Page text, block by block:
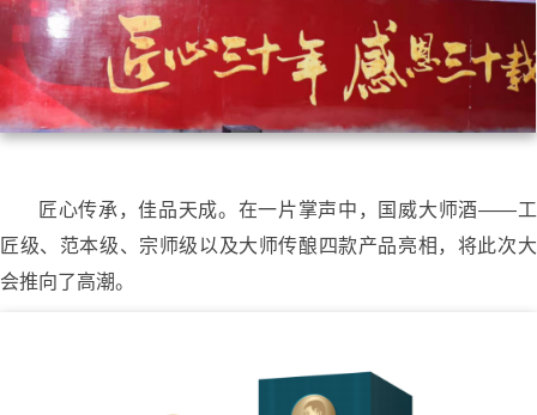
匠心传承，佳品天成。在一片掌声中，国威大师酒——工
匠级、范本级、宗师级以及大师传酿四款产品亮相，将此次大
会推向了高潮。